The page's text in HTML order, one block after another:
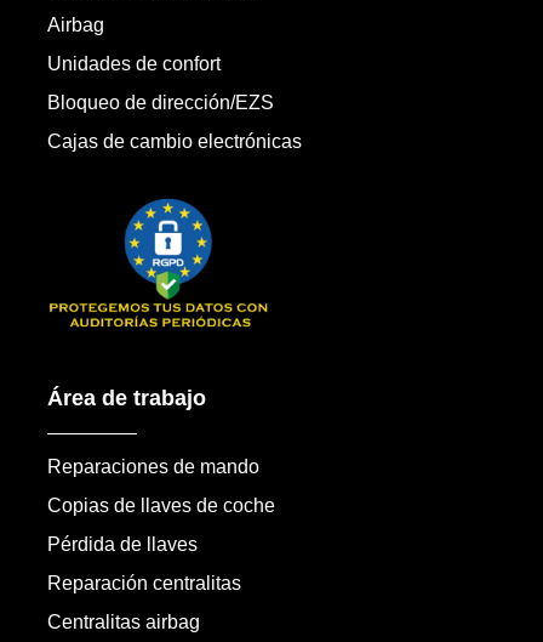
Airbag
Unidades de confort
Bloqueo de dirección/EZS
Cajas de cambio electrónicas
Área de trabajo
Reparaciones de mando
Copias de llaves de coche
Pérdida de llaves
Reparación centralitas
Centralitas airbag